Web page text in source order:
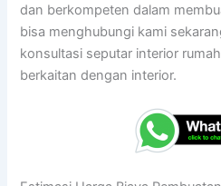
dan berkompeten dalam
bisa menghubungi kami
konsultasi seputar interior
berkaitan dengan interior.